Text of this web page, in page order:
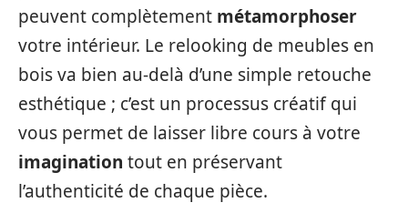
peuvent complètement métamorphoser
votre intérieur. Le relooking de meubles en
bois va bien au-delà d’une simple retouche
esthétique ; c’est un processus créatif qui
vous permet de laisser libre cours à votre
imagination tout en préservant
l’authenticité de chaque pièce.